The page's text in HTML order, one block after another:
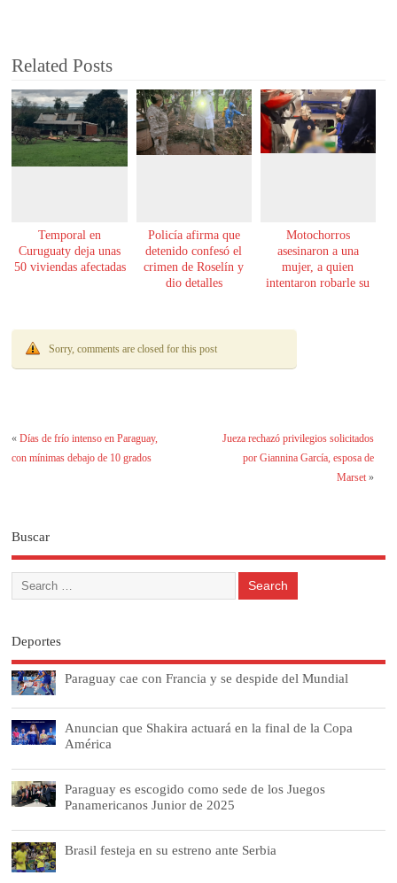
Related Posts
Temporal en
Curuguaty deja unas
50 viviendas afectadas
Policía afirma que
detenido confesó el
crimen de Roselín y
dio detalles
Motochorros
asesinaron a una
mujer, a quien
intentaron robarle su
Sorry, comments are closed for this post
«Días de frío intenso en Paraguay,
con mínimas debajo de 10 grados
Jueza rechazó privilegios solicitados
por Giannina García, esposa de
Marset»
Buscar
Deportes
Paraguay cae con Francia y se despide del Mundial
Anuncian que Shakira actuará en la final de la Copa
América
Paraguay es escogido como sede de los Juegos
Panamericanos Junior de 2025
Brasil festeja en su estreno ante Serbia